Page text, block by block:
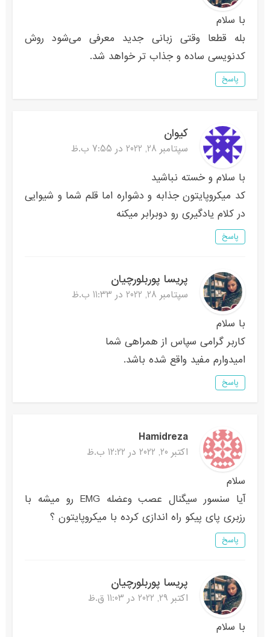
با سلام
بله قطعا وقتی زبانی جدید معرفی می‌شود روش
کدنویسی ساده و جذاب تر خواهد شد.
پاسخ
کیوان
سپتامبر 28, 2022 در 7:55 ب.ظ
با سلام و خسته نباشید
کد میکروپایتون جذابه و دشواره اما قلم شما و شیوایی
در کلام یادگیری رو دوبرابر میکنه
پاسخ
پریسا پوربلورچیان
سپتامبر 28, 2022 در 11:33 ب.ظ
با سلام
کاربر گرامی سپاس از همراهی شما
امیدوارم مفید واقع شده باشد.
پاسخ
Hamidreza
اکتبر 20, 2022 در 12:22 ب.ظ
سلام
آیا سنسور سیگنال عصب وعضله EMG رو میشه با
رزبری پای پیکو راه اندازی کرده با میکروپایتون ؟
پاسخ
پریسا پوربلورچیان
اکتبر 29, 2022 در 11:03 ق.ظ
با سلام